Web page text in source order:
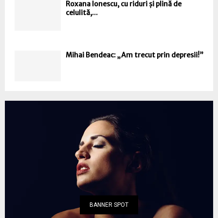
Roxana Ionescu, cu riduri și plină de
celulită,...
Mihai Bendeac: „Am trecut prin depresii!”
BANNER SPOT